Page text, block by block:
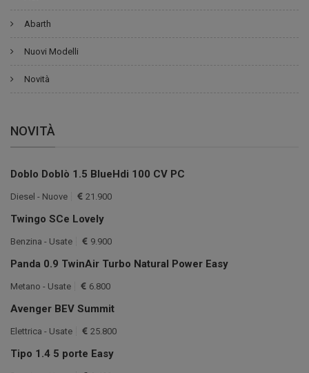
Abarth
Nuovi Modelli
Novità
NOVITÀ
Doblo Doblò 1.5 BlueHdi 100 CV PC
Diesel - Nuove 21.900
Twingo SCe Lovely
Benzina - Usate 9.900
Panda 0.9 TwinAir Turbo Natural Power Easy
Metano - Usate 6.800
Avenger BEV Summit
Elettrica - Usate 25.800
Tipo 1.4 5 porte Easy